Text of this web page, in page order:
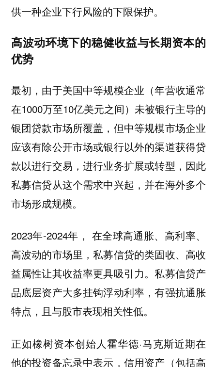
供一种企业下行风险的下限保护。
高波动环境下的稳健收益与长期资本的
优势
最初，由于美国中等规模企业（年营收通常
在1000万至10亿美元之间）未被银行主导的
银团贷款市场所覆盖，但中等规模市场企业
应该有除公开市场或银行以外的渠道获得贷
款以进行交易，进行业务扩展或转型，因此
私募信贷从这个需求中兴起，并在海外多个
市场形成规模。
2023年-2024年， 在全球高通胀、高利率、
高波动的市场里，私募信贷的类固收、高收
益属性让其收益率更具吸引力。私募信贷产
品底层资产大多挂钩浮动利率，有强抗通胀
特点，且与股市表现相关性低。
正如橡树资本创始人霍华德·马克斯近期在
他的投资备忘录中表示，信用资产（包括高